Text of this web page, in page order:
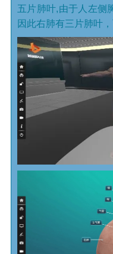
五片肺叶,由于人左侧
因此右肺有三片肺叶